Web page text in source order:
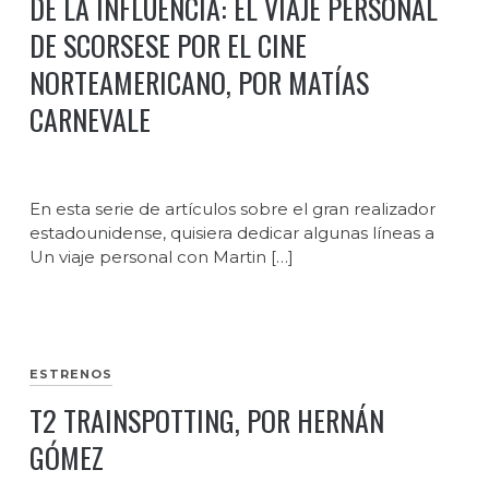
DE SCORSESE POR EL CINE
NORTEAMERICANO, POR MATÍAS
CARNEVALE
En esta serie de artículos sobre el gran realizador
estadounidense, quisiera dedicar algunas líneas a
Un viaje personal con Martin […]
ESTRENOS
T2 TRAINSPOTTING, POR HERNÁN
GÓMEZ